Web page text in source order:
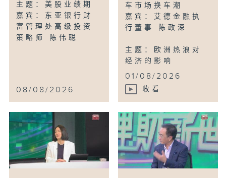
主题：美股业绩期
嘉宾：东亚银行财
富管理处高级投资
策略师 陈伟聪
08/08/2026
车市场换车潮
嘉宾：艾德金融执
行董事 陈政深
主题：欧洲热浪对
经济的影响
...
01/08/2026
收看